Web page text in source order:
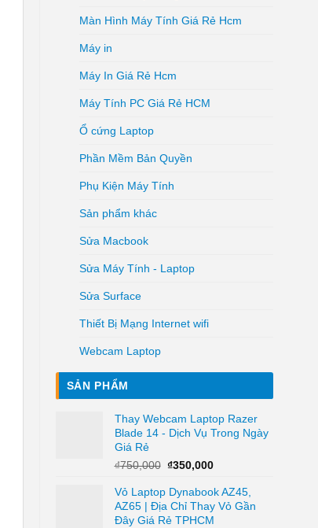
Màn Hình Máy Tính Giá Rẻ Hcm
Máy in
Máy In Giá Rẻ Hcm
Máy Tính PC Giá Rẻ HCM
Ổ cứng Laptop
Phần Mềm Bản Quyền
Phụ Kiện Máy Tính
Sản phẩm khác
Sửa Macbook
Sửa Máy Tính - Laptop
Sửa Surface
Thiết Bị Mạng Internet wifi
Webcam Laptop
SẢN PHẨM
Thay Webcam Laptop Razer
Blade 14 - Dịch Vụ Trong Ngày
Giá Rẻ
₫750,000 Giá
là:
₫750,000.
₫350,000Giá
tại
là:
₫350,000.
Vỏ Laptop Dynabook AZ45,
AZ65 | Địa Chỉ Thay Vỏ Gần
Đây Giá Rẻ TPHCM